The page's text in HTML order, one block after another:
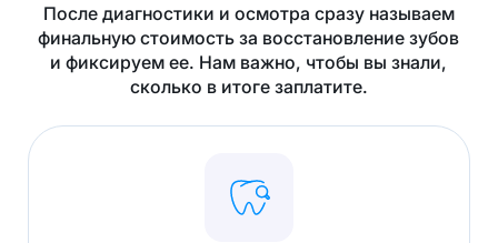
После диагностики и осмотра сразу называем
финальную стоимость за восстановление зубов
и фиксируем ее. Нам важно, чтобы вы знали,
сколько в итоге заплатите.